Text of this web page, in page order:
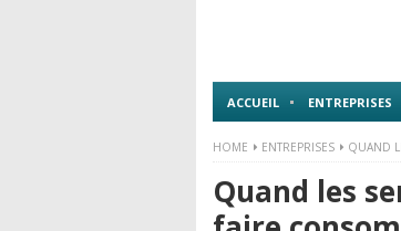
ACCUEIL ENTREPRISES
HOME ENTREPRISES QUAND
Quand les